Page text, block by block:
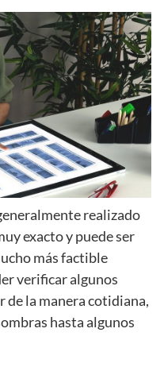
realizado
exacto y puede ser
más factible
verificar algunos
de la manera cotidiana,
hasta algunos